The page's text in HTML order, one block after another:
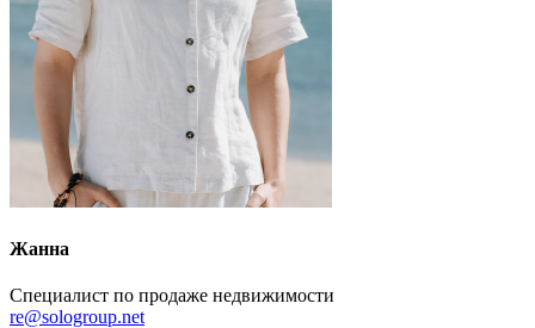
Жанна
Специалист по продаже недвижимости
re@sologroup.net